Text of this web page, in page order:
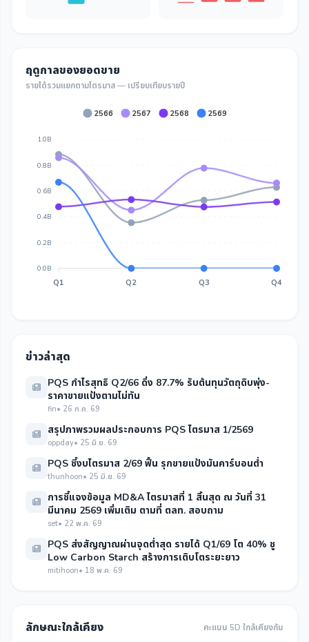
ฤดูกาลของยอดขาย
รายได้รวมแยกตามไตรมาส — เปรียบเทียบรายปี
2566 2567 2568 2569
1.0B
0.8B
0.6B
0.4B
0.2B
0.0B
Q1 Q2 Q3 Q4
ข่าวล่าสุด
PQS กำไรสุทธิ Q2/66 ดิ่ง 87.7% รับต้นทุนวัตถุดิบพุ่ง-
ราคาขายแป้งตามไม่ทัน
fin• 26 ก.ค. 69
สรุปภาพรวมผลประกอบการ PQS ไตรมาส 1/2569
oppday• 25 มิ.ย. 69
PQS ชี้งบไตรมาส 2/69 ฟื้น รุกขายแป้งมันคาร์บอนต่ำ
thunhoon• 25 มิ.ย. 69
การชี้แจงข้อมูล MD&A ไตรมาสที่ 1 สิ้นสุด ณ วันที่ 31
มีนาคม 2569 เพิ่มเติม ตามที่ ตลท. สอบถาม
set• 22 พ.ค. 69
PQS ส่งสัญญาณผ่านจุดต่ำสุด รายได้ Q1/69 โต 40% ชู
Low Carbon Starch สร้างการเติบโตระยะยาว
mitihoon• 18 พ.ค. 69
ลักษณะใกล้เคียง คะแนน 5D ใกล้เคียงกัน